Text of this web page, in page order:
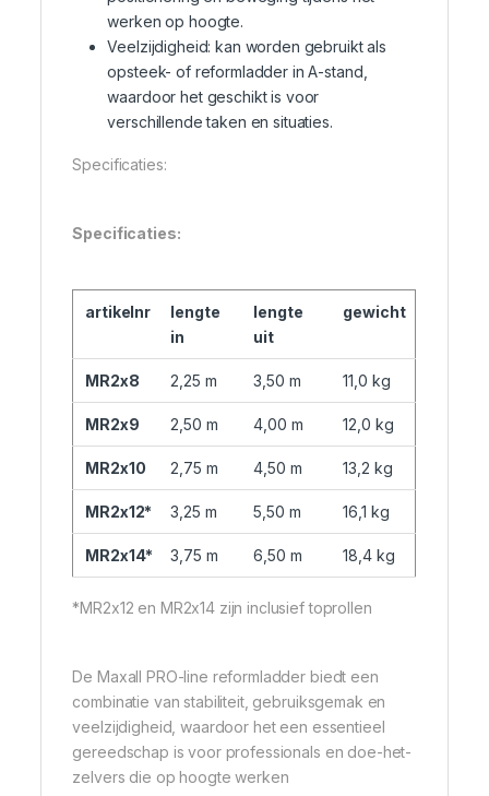
werken op hoogte.
Veelzijdigheid: kan worden gebruikt als
opsteek- of reformladder in A-stand,
waardoor het geschikt is voor
verschillende taken en situaties.
Specificaties:
Specificaties:
artikelnr
lengte
in
lengte
uit
gewicht
MR2x8 2,25 m 3,50 m 11,0 kg
MR2x9 2,50 m 4,00 m 12,0 kg
MR2x10 2,75 m 4,50 m 13,2 kg
MR2x12* 3,25 m 5,50 m 16,1 kg
MR2x14* 3,75 m 6,50 m 18,4 kg
*MR2x12 en MR2x14 zijn inclusief toprollen
De Maxall PRO-line reformladder biedt een
combinatie van stabiliteit, gebruiksgemak en
veelzijdigheid, waardoor het een essentieel
gereedschap is voor professionals en doe-het-
zelvers die op hoogte werken